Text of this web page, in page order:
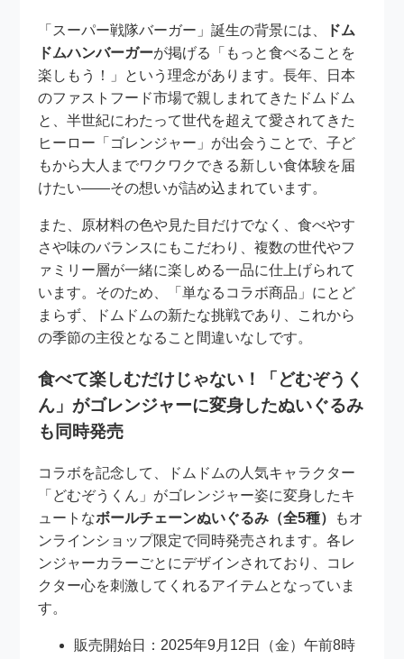
「スーパー戦隊バーガー」誕生の背景には、
ドム
ドムハンバーガーが掲げる「もっと食べることを
楽しもう！」という理念があります。長年、日本
のファストフード市場で親しまれてきたドムドム
と、半世紀にわたって世代を超えて愛されてきた
ヒーロー「ゴレンジャー」が出会うことで、子ど
もから大人までワクワクできる新しい食体験を届
けたい――その想いが詰め込まれています。
また、原材料の色や見た目だけでなく、食べやす
さや味のバランスにもこだわり、複数の世代やフ
ァミリー層が一緒に楽しめる一品に仕上げられて
います。そのため、「単なるコラボ商品」にとど
まらず、ドムドムの新たな挑戦であり、これから
の季節の主役となること間違いなしです。
食べて楽しむだけじゃない！「どむぞうく
ん」がゴレンジャーに変身したぬいぐるみ
も同時発売
コラボを記念して、ドムドムの人気キャラクター
「どむぞうくん」がゴレンジャー姿に変身したキ
ュートなボールチェーンぬいぐるみ（全5種）
もオ
ンラインショップ限定で同時発売されます。各レ
ンジャーカラーごとにデザインされており、コレ
クター心を刺激してくれるアイテムとなっていま
す。
販売開始日：2025年9月12日（金）午前8時